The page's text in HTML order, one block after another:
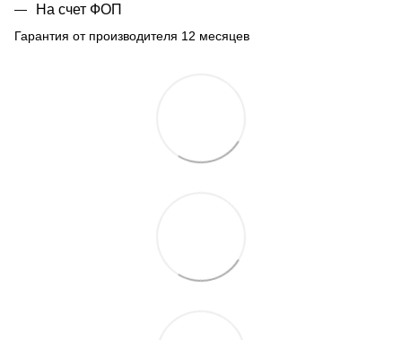
На счет ФОП
Гарантия от производителя 12 месяцев